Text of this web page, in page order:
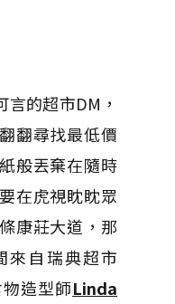
的超市DM，
翻尋找最低價
般丟棄在隨時
在虎視眈眈眾
康莊大道，那
來自瑞典超市
物造型師Linda